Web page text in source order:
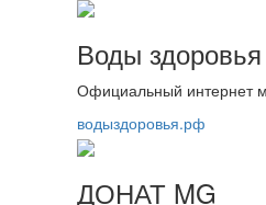
Воды здоровья
Официальный интернет
водыздоровья.рф
ДОНАТ MG